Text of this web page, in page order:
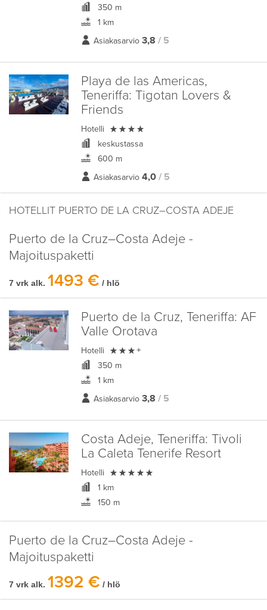
350 m
1 km
Asiakasarvio 3,8 / 5
Playa de las Americas,
Teneriffa: Tigotan Lovers &
Friends
Hotelli 
keskustassa
600 m
Asiakasarvio 4,0 / 5
HOTELLIT PUERTO DE LA CRUZ–COSTA ADEJE
Puerto de la Cruz–Costa Adeje -
Majoituspaketti
7 vrk alk. 1493 € / hlö
Puerto de la Cruz, Teneriffa: AF
Valle Orotava
Hotelli  +
350 m
1 km
Asiakasarvio 3,8 / 5
Costa Adeje, Teneriffa: Tivoli
La Caleta Tenerife Resort
Hotelli 
1 km
150 m
Puerto de la Cruz–Costa Adeje -
Majoituspaketti
7 vrk alk. 1392 € / hlö